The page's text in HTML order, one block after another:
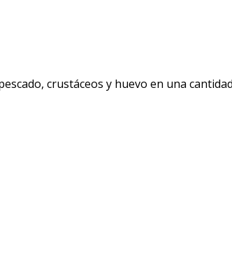
crustáceos y huevo en una